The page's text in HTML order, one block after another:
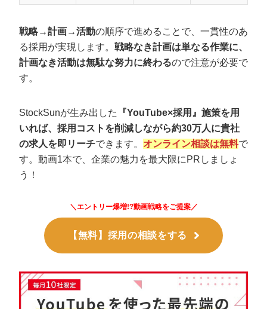
戦略→計画→活動の順序で進めることで、一貫性のあ
る採用が実現します。 戦略なき計画は単なる作業に、
計画なき活動は無駄な努力に終わるので注意が必要で
す。
StockSunが生み出した
『YouTube×採用』施策を用
いれば、採用コストを削減しながら約30万人に貴社
の求人を即リーチできます。 オンライン相談は無料で
す。動画1本で、企業の魅力を最大限にPRしましょ
う！
＼エントリー爆増!?動画戦略をご提案／
【無料】採用の相談をする